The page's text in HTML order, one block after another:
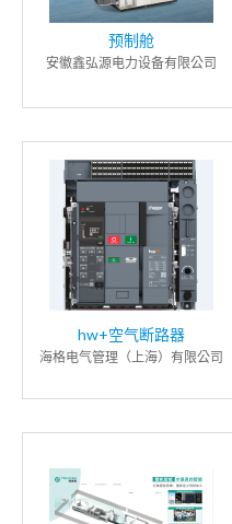
预制舱
安徽鑫弘源电力设备有限公司
hw+空气断路器
海格电气管理（上海）有限公司